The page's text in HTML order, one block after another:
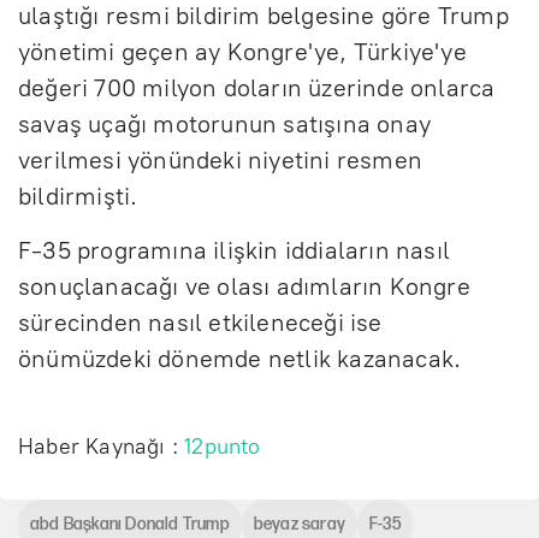
ulaştığı resmi bildirim belgesine göre Trump
yönetimi geçen ay Kongre'ye, Türkiye'ye
değeri 700 milyon doların üzerinde onlarca
savaş uçağı motorunun satışına onay
verilmesi yönündeki niyetini resmen
bildirmişti.
F-35 programına ilişkin iddiaların nasıl
sonuçlanacağı ve olası adımların Kongre
sürecinden nasıl etkileneceği ise
önümüzdeki dönemde netlik kazanacak.
Haber Kaynağı :12punto
abd Başkanı Donald Trump beyaz saray F-35